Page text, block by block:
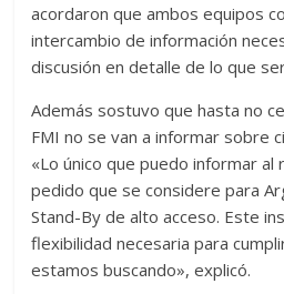
acordaron que ambos equipos
intercambio de información
discusión en detalle de lo que
Además sostuvo que hasta no
FMI no se van a informar sobre
«Lo único que puedo informar
pedido que se considere para
Stand-By de alto acceso. Este
flexibilidad necesaria para
estamos buscando», explicó.